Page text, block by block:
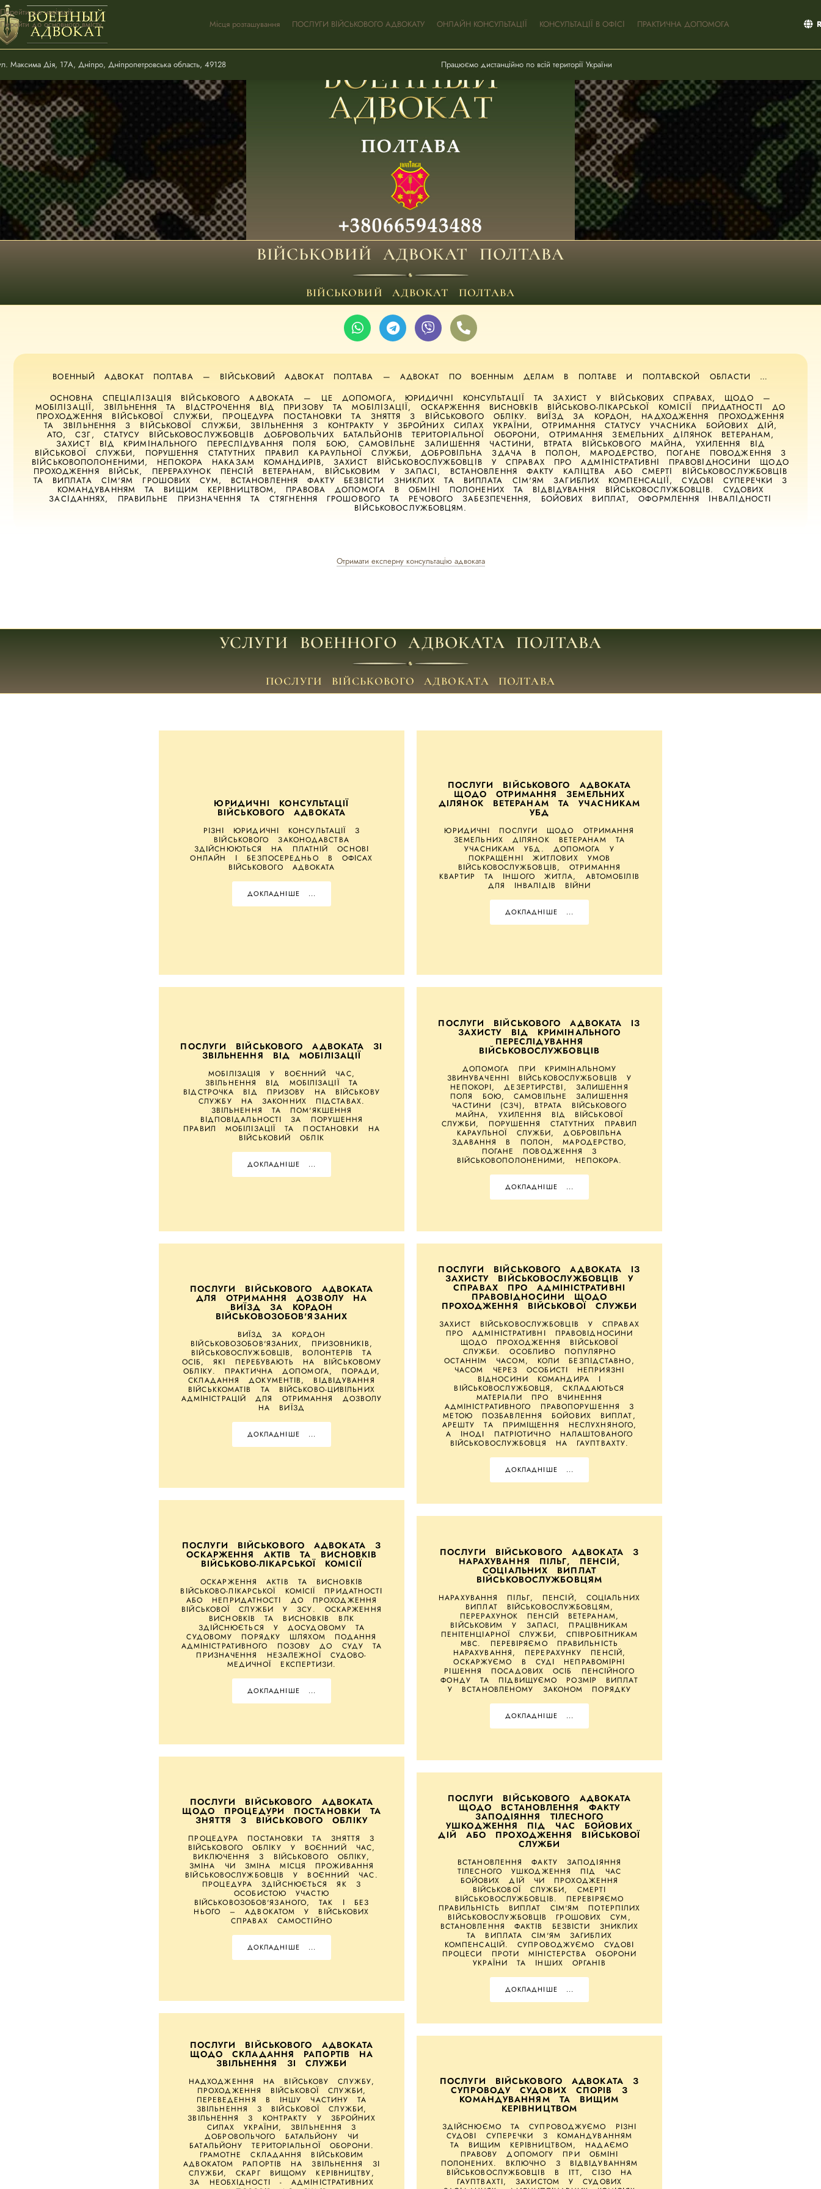
Перейти до навігації
Перейти до основного вмісту
Місця розташування ПОСЛУГИ ВІЙСЬКОВОГО АДВОКАТУ ОНЛАЙН КОНСУЛЬТАЦІЇ КОНСУЛЬТАЦІЇ В ОФІСІ ПРАКТИЧНА ДОПОМОГА
Максима Дія, 17А, Дніпро, Дніпропетровська область, 49128 Працюємо дистанційно по всій території України
ВІЙСЬКОВИЙ АДВОКАТ ПОЛТАВА
ВІЙСЬКОВИЙ АДВОКАТ ПОЛТАВА
ВОЕННЫЙ АДВОКАТ ПОЛТАВА — ВІЙСЬКОВИЙ АДВОКАТ ПОЛТАВА — АДВОКАТ ПО ВОЕННЫМ ДЕЛАМ В ПОЛТАВЕ И ПОЛТАВСКОЙ ОБЛАСТИ …
ОСНОВНА СПЕЦІАЛІЗАЦІЯ ВІЙСЬКОВОГО АДВОКАТА — ЦЕ ДОПОМОГА, ЮРИДИЧНІ КОНСУЛЬТАЦІЇ ТА ЗАХИСТ У ВІЙСЬКОВИХ СПРАВАХ, ЩОДО —
МОБІЛІЗАЦІЇ, ЗВІЛЬНЕННЯ ТА ВІДСТРОЧЕННЯ ВІД ПРИЗОВУ ТА МОБІЛІЗАЦІЇ, ОСКАРЖЕННЯ ВИСНОВКІВ ВІЙСЬКОВО-ЛІКАРСЬКОЇ КОМІСІЇ ПРИДАТНОСТІ ДО
ПРОХОДЖЕННЯ ВІЙСЬКОВОЇ СЛУЖБИ, ПРОЦЕДУРА ПОСТАНОВКИ ТА ЗНЯТТЯ З ВІЙСЬКОВОГО ОБЛІКУ. ВИЇЗД ЗА КОРДОН, НАДХОДЖЕННЯ ПРОХОДЖЕННЯ
ТА ЗВІЛЬНЕННЯ З ВІЙСЬКОВОЇ СЛУЖБИ, ЗВІЛЬНЕННЯ З КОНТРАКТУ У ЗБРОЙНИХ СИЛАХ УКРАЇНИ, ОТРИМАННЯ СТАТУСУ УЧАСНИКА БОЙОВИХ ДІЙ,
АТО, СЗГ, СТАТУСУ ВІЙСЬКОВОСЛУЖБОВЦІВ ДОБРОВОЛЬЧИХ БАТАЛЬЙОНІВ ТЕРИТОРІАЛЬНОЇ ОБОРОНИ, ОТРИМАННЯ ЗЕМЕЛЬНИХ ДІЛЯНОК ВЕТЕРАНАМ,
ЗАХИСТ ВІД КРИМІНАЛЬНОГО ПЕРЕСЛІДУВАННЯ ПОЛЯ БОЮ, САМОВІЛЬНЕ ЗАЛИШЕННЯ ЧАСТИНИ, ВТРАТА ВІЙСЬКОВОГО МАЙНА, УХИЛЕННЯ ВІД
ВІЙСЬКОВОЇ СЛУЖБИ, ПОРУШЕННЯ СТАТУТНИХ ПРАВИЛ КАРАУЛЬНОЇ СЛУЖБИ, ДОБРОВІЛЬНА ЗДАЧА В ПОЛОН, МАРОДЕРСТВО, ПОГАНЕ ПОВОДЖЕННЯ З
ВІЙСЬКОВОПОЛОНЕНИМИ, НЕПОКОРА НАКАЗАМ КОМАНДИРІВ, ЗАХИСТ ВІЙСЬКОВОСЛУЖБОВЦІВ У СПРАВАХ ПРО АДМІНІСТРАТИВНІ ПРАВОВІДНОСИНИ ЩОДО
ПРОХОДЖЕННЯ ВІЙСЬК, ПЕРЕРАХУНОК ПЕНСІЙ ВЕТЕРАНАМ, ВІЙСЬКОВИМ У ЗАПАСІ, ВСТАНОВЛЕННЯ ФАКТУ КАЛІЦТВА АБО СМЕРТІ ВІЙСЬКОВОСЛУЖБОВЦІВ
ТА ВИПЛАТА СІМ'ЯМ ГРОШОВИХ СУМ, ВСТАНОВЛЕННЯ ФАКТУ БЕЗВІСТИ ЗНИКЛИХ ТА ВИПЛАТА СІМ'ЯМ ЗАГИБЛИХ КОМПЕНСАЦІЇ, СУДОВІ СУПЕРЕЧКИ З
КОМАНДУВАННЯМ ТА ВИЩИМ КЕРІВНИЦТВОМ, ПРАВОВА ДОПОМОГА В ОБМІНІ ПОЛОНЕНИХ ТА ВІДВІДУВАННЯ ВІЙСЬКОВОСЛУЖБОВЦІВ. СУДОВИХ
ЗАСІДАННЯХ, ПРАВИЛЬНЕ ПРИЗНАЧЕННЯ ТА СТЯГНЕННЯ ГРОШОВОГО ТА РЕЧОВОГО ЗАБЕЗПЕЧЕННЯ, БОЙОВИХ ВИПЛАТ, ОФОРМЛЕННЯ ІНВАЛІДНОСТІ
ВІЙСЬКОВОСЛУЖБОВЦЯМ.
Отримати експерну консультацію адвоката
УСЛУГИ ВОЕННОГО АДВОКАТА ПОЛТАВА
ПОСЛУГИ ВІЙСЬКОВОГО АДВОКАТА ПОЛТАВА
ЮРИДИЧНІ КОНСУЛЬТАЦІЇ
ВІЙСЬКОВОГО АДВОКАТА
РІЗНІ ЮРИДИЧНІ КОНСУЛЬТАЦІЇ З
ВІЙСЬКОВОГО ЗАКОНОДАВСТВА
ЗДІЙСНЮЮТЬСЯ НА ПЛАТНІЙ ОСНОВІ
ОНЛАЙН І БЕЗПОСЕРЕДНЬО В ОФІСАХ
ВІЙСЬКОВОГО АДВОКАТА
ДОКЛАДНІШЕ ...
ПОСЛУГИ ВІЙСЬКОВОГО АДВОКАТА ЗІ
ЗВІЛЬНЕННЯ ВІД МОБІЛІЗАЦІЇ
МОБІЛІЗАЦІЯ У ВОЄННИЙ ЧАС,
ЗВІЛЬНЕННЯ ВІД МОБІЛІЗАЦІЇ ТА
ВІДСТРОЧКА ВІД ПРИЗОВУ НА ВІЙСЬКОВУ
СЛУЖБУ НА ЗАКОННИХ ПІДСТАВАХ.
ЗВІЛЬНЕННЯ ТА ПОМ'ЯКШЕННЯ
ВІДПОВІДАЛЬНОСТІ ЗА ПОРУШЕННЯ
ПРАВИЛ МОБІЛІЗАЦІЇ ТА ПОСТАНОВКИ НА
ВІЙСЬКОВИЙ ОБЛІК
ДОКЛАДНІШЕ ...
ПОСЛУГИ ВІЙСЬКОВОГО АДВОКАТА
ДЛЯ ОТРИМАННЯ ДОЗВОЛУ НА
ВИЇЗД ЗА КОРДОН
ВІЙСЬКОВОЗОБОВ'ЯЗАНИХ
ВИЇЗД ЗА КОРДОН
ВІЙСЬКОВОЗОБОВ'ЯЗАНИХ, ПРИЗОВНИКІВ,
ВІЙСЬКОВОСЛУЖБОВЦІВ, ВОЛОНТЕРІВ ТА
ОСІБ, ЯКІ ПЕРЕБУВАЮТЬ НА ВІЙСЬКОВОМУ
ОБЛІКУ. ПРАКТИЧНА ДОПОМОГА, ПОРАДИ,
СКЛАДАННЯ ДОКУМЕНТІВ, ВІДВІДУВАННЯ
ВІЙСЬККОМАТІВ ТА ВІЙСЬКОВО-ЦИВІЛЬНИХ
АДМІНІСТРАЦІЙ ДЛЯ ОТРИМАННЯ ДОЗВОЛУ
НА ВИЇЗД
ДОКЛАДНІШЕ ...
ПОСЛУГИ ВІЙСЬКОВОГО АДВОКАТА З
ОСКАРЖЕННЯ АКТІВ ТА ВИСНОВКІВ
ВІЙСЬКОВО-ЛІКАРСЬКОЇ КОМІСІЇ
ОСКАРЖЕННЯ АКТІВ ТА ВИСНОВКІВ
ВІЙСЬКОВО-ЛІКАРСЬКОЇ КОМІСІЇ ПРИДАТНОСТІ
АБО НЕПРИДАТНОСТІ ДО ПРОХОДЖЕННЯ
ВІЙСЬКОВОЇ СЛУЖБИ У ЗСУ. ОСКАРЖЕННЯ
ВИСНОВКІВ ТА ВИСНОВКІВ ВЛК
ЗДІЙСНЮЄТЬСЯ У ДОСУДОВОМУ ТА
СУДОВОМУ ПОРЯДКУ ШЛЯХОМ ПОДАННЯ
АДМІНІСТРАТИВНОГО ПОЗОВУ ДО СУДУ ТА
ПРИЗНАЧЕННЯ НЕЗАЛЕЖНОЇ СУДОВО-
МЕДИЧНОЇ ЕКСПЕРТИЗИ.
ДОКЛАДНІШЕ ...
ПОСЛУГИ ВІЙСЬКОВОГО АДВОКАТА
ЩОДО ПРОЦЕДУРИ ПОСТАНОВКИ ТА
ЗНЯТТЯ З ВІЙСЬКОВОГО ОБЛІКУ
ПРОЦЕДУРА ПОСТАНОВКИ ТА ЗНЯТТЯ З
ВІЙСЬКОВОГО ОБЛІКУ У ВОЄННИЙ ЧАС,
ВИКЛЮЧЕННЯ З ВІЙСЬКОВОГО ОБЛІКУ,
ЗМІНА ЧИ ЗМІНА МІСЦЯ ПРОЖИВАННЯ
ВІЙСЬКОВОСЛУЖБОВЦІВ У ВОЄННИЙ ЧАС.
ПРОЦЕДУРА ЗДІЙСНЮЄТЬСЯ ЯК З
ОСОБИСТОЮ УЧАСТЮ
ВІЙСЬКОВОЗОБОВ'ЯЗАНОГО, ТАК І БЕЗ
НЬОГО – АДВОКАТОМ У ВІЙСЬКОВИХ
СПРАВАХ САМОСТІЙНО
ДОКЛАДНІШЕ ...
ПОСЛУГИ ВІЙСЬКОВОГО АДВОКАТА
ЩОДО СКЛАДАННЯ РАПОРТІВ НА
ЗВІЛЬНЕННЯ ЗІ СЛУЖБИ
НАДХОДЖЕННЯ НА ВІЙСЬКОВУ СЛУЖБУ,
ПРОХОДЖЕННЯ ВІЙСЬКОВОЇ СЛУЖБИ,
ПЕРЕВЕДЕННЯ В ІНШУ ЧАСТИНУ ТА
ЗВІЛЬНЕННЯ З ВІЙСЬКОВОЇ СЛУЖБИ,
ЗВІЛЬНЕННЯ З КОНТРАКТУ У ЗБРОЙНИХ
СИЛАХ УКРАЇНИ, ЗВІЛЬНЕННЯ З
ДОБРОВОЛЬЧОГО БАТАЛЬЙОНУ ЧИ
БАТАЛЬЙОНУ ТЕРИТОРІАЛЬНОЇ ОБОРОНИ.
ГРАМОТНЕ СКЛАДАННЯ ВІЙСЬКОВИМ
АДВОКАТОМ РАПОРТІВ НА ЗВІЛЬНЕННЯ ЗІ
СЛУЖБИ, СКАРГ ВИЩОМУ КЕРІВНИЦТВУ,
ЗА НЕОБХІДНОСТІ - АДМІНІСТРАТИВНИХ
ПОСЛУГИ ВІЙСЬКОВОГО АДВОКАТА
ЩОДО ОТРИМАННЯ ЗЕМЕЛЬНИХ
ДІЛЯНОК ВЕТЕРАНАМ ТА УЧАСНИКАМ
УБД
ЮРИДИЧНІ ПОСЛУГИ ЩОДО ОТРИМАННЯ
ЗЕМЕЛЬНИХ ДІЛЯНОК ВЕТЕРАНАМ ТА
УЧАСНИКАМ УБД. ДОПОМОГА У
ПОКРАЩЕННІ ЖИТЛОВИХ УМОВ
ВІЙСЬКОВОСЛУЖБОВЦІВ, ОТРИМАННЯ
КВАРТИР ТА ІНШОГО ЖИТЛА, АВТОМОБІЛІВ
ДЛЯ ІНВАЛІДІВ ВІЙНИ
ДОКЛАДНІШЕ ...
ПОСЛУГИ ВІЙСЬКОВОГО АДВОКАТА ІЗ
ЗАХИСТУ ВІД КРИМІНАЛЬНОГО
ПЕРЕСЛІДУВАННЯ
ВІЙСЬКОВОСЛУЖБОВЦІВ
ДОПОМОГА ПРИ КРИМІНАЛЬНОМУ
ЗВИНУВАЧЕННІ ВІЙСЬКОВОСЛУЖБОВЦІВ У
НЕПОКОРІ, ДЕЗЕРТИРСТВІ, ЗАЛИШЕННЯ
ПОЛЯ БОЮ, САМОВІЛЬНЕ ЗАЛИШЕННЯ
ЧАСТИНИ (СЗЧ), ВТРАТА ВІЙСЬКОВОГО
МАЙНА, УХИЛЕННЯ ВІД ВІЙСЬКОВОЇ
СЛУЖБИ, ПОРУШЕННЯ СТАТУТНИХ ПРАВИЛ
КАРАУЛЬНОЇ СЛУЖБИ, ДОБРОВІЛЬНА
ЗДАВАННЯ В ПОЛОН, МАРОДЕРСТВО,
ПОГАНЕ ПОВОДЖЕННЯ З
ВІЙСЬКОВОПОЛОНЕНИМИ, НЕПОКОРА.
ДОКЛАДНІШЕ ...
ПОСЛУГИ ВІЙСЬКОВОГО АДВОКАТА ІЗ
ЗАХИСТУ ВІЙСЬКОВОСЛУЖБОВЦІВ У
СПРАВАХ ПРО АДМІНІСТРАТИВНІ
ПРАВОВІДНОСИНИ ЩОДО
ПРОХОДЖЕННЯ ВІЙСЬКОВОЇ СЛУЖБИ
ЗАХИСТ ВІЙСЬКОВОСЛУЖБОВЦІВ У СПРАВАХ
ПРО АДМІНІСТРАТИВНІ ПРАВОВІДНОСИНИ
ЩОДО ПРОХОДЖЕННЯ ВІЙСЬКОВОЇ
СЛУЖБИ. ОСОБЛИВО ПОПУЛЯРНО
ОСТАННІМ ЧАСОМ, КОЛИ БЕЗПІДСТАВНО,
ЧАСОМ ЧЕРЕЗ ОСОБИСТІ НЕПРИЯЗНІ
ВІДНОСИНИ КОМАНДИРА І
ВІЙСЬКОВОСЛУЖБОВЦЯ, СКЛАДАЮТЬСЯ
МАТЕРІАЛИ ПРО ВЧИНЕННЯ
АДМІНІСТРАТИВНОГО ПРАВОПОРУШЕННЯ З
МЕТОЮ ПОЗБАВЛЕННЯ БОЙОВИХ ВИПЛАТ,
АРЕШТУ ТА ПРИМІЩЕННЯ НЕСЛУХНЯНОГО,
А ІНОДІ ПАТРІОТИЧНО НАЛАШТОВАНОГО
ВІЙСЬКОВОСЛУЖБОВЦЯ НА ГАУПТВАХТУ.
ДОКЛАДНІШЕ ...
ПОСЛУГИ ВІЙСЬКОВОГО АДВОКАТА З
НАРАХУВАННЯ ПІЛЬГ, ПЕНСІЙ,
СОЦІАЛЬНИХ ВИПЛАТ
ВІЙСЬКОВОСЛУЖБОВЦЯМ
НАРАХУВАННЯ ПІЛЬГ, ПЕНСІЙ, СОЦІАЛЬНИХ
ВИПЛАТ ВІЙСЬКОВОСЛУЖБОВЦЯМ,
ПЕРЕРАХУНОК ПЕНСІЙ ВЕТЕРАНАМ,
ВІЙСЬКОВИМ У ЗАПАСІ, ПРАЦІВНИКАМ
ПЕНІТЕНЦІАРНОЇ СЛУЖБИ, СПІВРОБІТНИКАМ
МВС. ПЕРЕВІРЯЄМО ПРАВИЛЬНІСТЬ
НАРАХУВАННЯ, ПЕРЕРАХУНКУ ПЕНСІЙ,
ОСКАРЖУЄМО В СУДІ НЕПРАВОМІРНІ
РІШЕННЯ ПОСАДОВИХ ОСІБ ПЕНСІЙНОГО
ФОНДУ ТА ПІДВИЩУЄМО РОЗМІР ВИПЛАТ
У ВСТАНОВЛЕНОМУ ЗАКОНОМ ПОРЯДКУ
ДОКЛАДНІШЕ ...
ПОСЛУГИ ВІЙСЬКОВОГО АДВОКАТА
ЩОДО ВСТАНОВЛЕННЯ ФАКТУ
ЗАПОДІЯННЯ ТІЛЕСНОГО
УШКОДЖЕННЯ ПІД ЧАС БОЙОВИХ
ДІЙ АБО ПРОХОДЖЕННЯ ВІЙСЬКОВОЇ
СЛУЖБИ
ВСТАНОВЛЕННЯ ФАКТУ ЗАПОДІЯННЯ
ТІЛЕСНОГО УШКОДЖЕННЯ ПІД ЧАС
БОЙОВИХ ДІЙ ЧИ ПРОХОДЖЕННЯ
ВІЙСЬКОВОЇ СЛУЖБИ, СМЕРТІ
ВІЙСЬКОВОСЛУЖБОВЦІВ. ПЕРЕВІРЯЄМО
ПРАВИЛЬНІСТЬ ВИПЛАТ СІМ'ЯМ ПОТЕРПІЛИХ
ВІЙСЬКОВОСЛУЖБОВЦІВ ГРОШОВИХ СУМ,
ВСТАНОВЛЕННЯ ФАКТІВ БЕЗВІСТИ ЗНИКЛИХ
ТА ВИПЛАТА СІМ'ЯМ ЗАГИБЛИХ
КОМПЕНСАЦІЙ. СУПРОВОДЖУЄМО СУДОВІ
ПРОЦЕСИ ПРОТИ МІНІСТЕРСТВА ОБОРОНИ
УКРАЇНИ ТА ІНШИХ ОРГАНІВ
ДОКЛАДНІШЕ ...
ПОСЛУГИ ВІЙСЬКОВОГО АДВОКАТА З
СУПРОВОДУ СУДОВИХ СПОРІВ З
КОМАНДУВАННЯМ ТА ВИЩИМ
КЕРІВНИЦТВОМ
ЗДІЙСНЮЄМО ТА СУПРОВОДЖУЄМО РІЗНІ
СУДОВІ СУПЕРЕЧКИ З КОМАНДУВАННЯМ
ТА ВИЩИМ КЕРІВНИЦТВОМ, НАДАЄМО
ПРАВОВУ ДОПОМОГУ ПРИ ОБМІНІ
ПОЛОНЕНИХ. ВКЛЮЧНО З ВІДВІДУВАННЯМ
ВІЙСЬКОВОСЛУЖБОВЦІВ В ІТТ, СІЗО НА
ГАУПТВАХТІ, ЗАХИСТОМ У СУДОВИХ